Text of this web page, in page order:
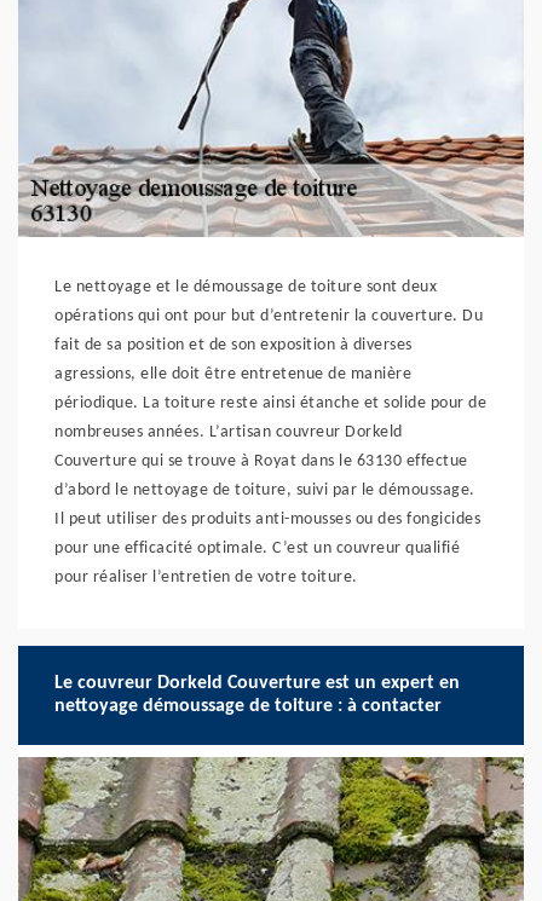
Le nettoyage et le démoussage de toiture sont deux
opérations qui ont pour but d’entretenir la couverture. Du
fait de sa position et de son exposition à diverses
agressions, elle doit être entretenue de manière
périodique. La toiture reste ainsi étanche et solide pour de
nombreuses années. L’artisan couvreur Dorkeld
Couverture qui se trouve à Royat dans le 63130 effectue
d’abord le nettoyage de toiture, suivi par le démoussage.
Il peut utiliser des produits anti-mousses ou des fongicides
pour une efficacité optimale. C’est un couvreur qualifié
pour réaliser l’entretien de votre toiture.
Le couvreur Dorkeld Couverture est un expert en
nettoyage démoussage de toiture : à contacter